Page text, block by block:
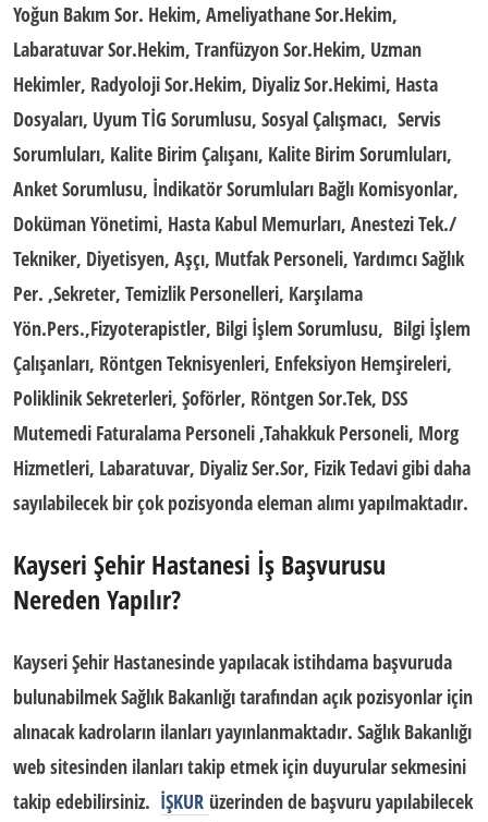
Yoğun Bakım Sor. Hekim, Ameliyathane Sor.Hekim,
Labaratuvar Sor.Hekim, Tranfüzyon Sor.Hekim, Uzman
Hekimler, Radyoloji Sor.Hekim, Diyaliz Sor.Hekimi, Hasta
Dosyaları, Uyum TİG Sorumlusu, Sosyal Çalışmacı, Servis
Sorumluları, Kalite Birim Çalışanı, Kalite Birim Sorumluları,
Anket Sorumlusu, İndikatör Sorumluları Bağlı Komisyonlar,
Doküman Yönetimi, Hasta Kabul Memurları, Anestezi Tek./
Tekniker, Diyetisyen, Aşçı, Mutfak Personeli, Yardımcı Sağlık
Per. ,Sekreter, Temizlik Personelleri, Karşılama
Yön.Pers.,Fizyoterapistler, Bilgi İşlem Sorumlusu, Bilgi İşlem
Çalışanları, Röntgen Teknisyenleri, Enfeksiyon Hemşireleri,
Poliklinik Sekreterleri, Şoförler, Röntgen Sor.Tek, DSS
Mutemedi Faturalama Personeli ,Tahakkuk Personeli, Morg
Hizmetleri, Labaratuvar, Diyaliz Ser.Sor, Fizik Tedavi gibi daha
sayılabilecek bir çok pozisyonda eleman alımı yapılmaktadır.
Kayseri Şehir Hastanesi İş Başvurusu
Nereden Yapılır?
KayseriŞehir Hastanesinde yapılacak istihdama başvuruda
bulunabilmek Sağlık Bakanlığı tarafından açık pozisyonlar için
alınacak kadroların ilanları yayınlanmaktadır. Sağlık Bakanlığı
web sitesinden ilanları takip etmek için duyurular sekmesini
takip edebilirsiniz. İŞKUR üzerinden de başvuru yapılabilecek